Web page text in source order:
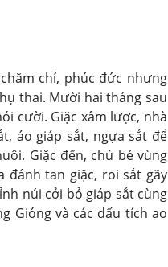
chỉ, phúc đức nhưng
thai. Mười hai tháng sau
cười. Giặc xâm lược, nhà
áo giáp sắt, ngựa sắt để
Giặc đến, chú bé vùng
đánh tan giặc, roi sắt gãy
núi cởi bỏ giáp sắt cùng
Gióng và các dấu tích ao